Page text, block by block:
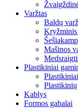
Varžtas
Baldų
Kryžminis
Mašinos
Plastikiniai
Kablys
Formos gabalai